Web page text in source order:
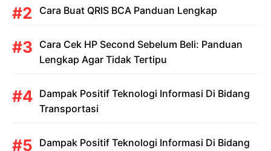
Cara Buat QRIS BCA Panduan Lengkap
Cara Cek HP Second Sebelum Beli: Panduan
Lengkap Agar Tidak Tertipu
Dampak Positif Teknologi Informasi Di Bidang
Transportasi
Dampak Positif Teknologi Informasi Di Bidang